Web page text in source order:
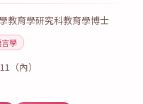
教育學研究科教育學博士
言學
（內）